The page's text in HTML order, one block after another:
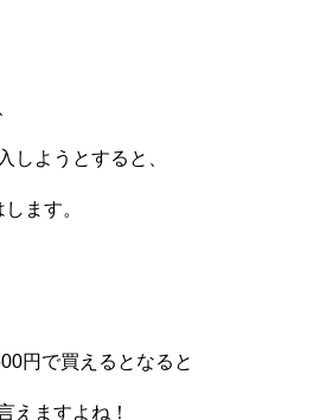
しようとすると、
します。
円で買えるとなると
えますよね！